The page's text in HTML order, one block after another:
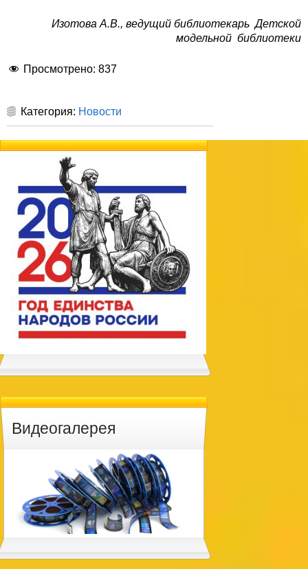
Изотова А.В., ведущий библиотекарь Детской
модельной библиотеки
Просмотрено: 837
Категория: Новости
Видеогалерея